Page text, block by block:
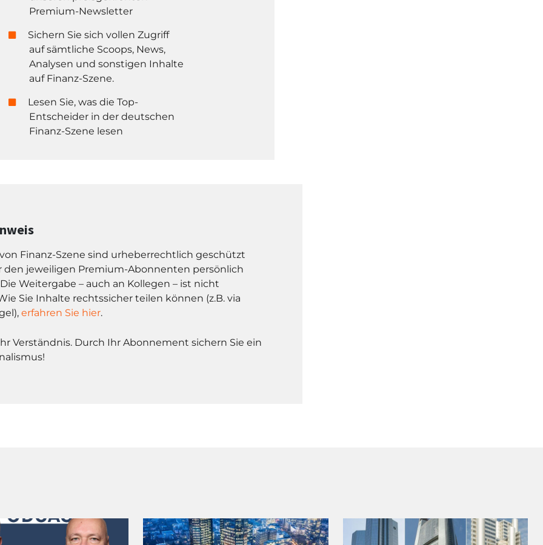
Premium-Newsletter
Sichern Sie sich vollen Zugriff
auf sämtliche Scoops, News,
Analysen und sonstigen Inhalte
auf Finanz-Szene.
Lesen Sie, was die Top-
Entscheider in der deutschen
Finanz-Szene lesen
Finanz-Szene sind urheberrechtlich geschützt
den jeweiligen Premium-Abonnenten persönlich
Weitergabe – auch an Kollegen – ist nicht
Sie Inhalte rechtssicher teilen können (z.B. via
erfahren Sie hier.
Verständnis. Durch Ihr Abonnement sichern Sie ein